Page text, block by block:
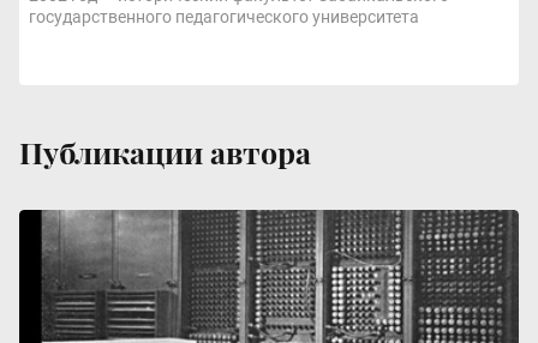
государственного педагогического университета
Публикации автора